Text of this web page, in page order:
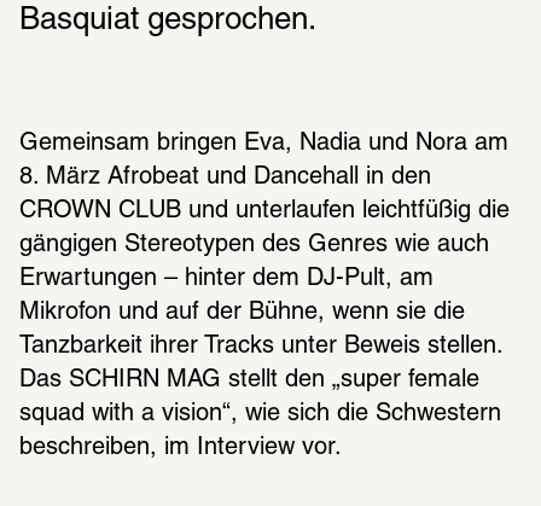
Basquiat gesprochen.
Gemeinsam bringen Eva, Nadia und Nora am
8. März Afrobeat und Dancehall in den
CROWN CLUB und unterlaufen leichtfüßig die
gängigen Stereotypen des Genres wie auch
Erwartungen – hinter dem DJ-Pult, am
Mikrofon und auf der Bühne, wenn sie die
Tanzbarkeit ihrer Tracks unter Beweis stellen.
Das SCHIRN MAG stellt den „super female
squad with a vision“, wie sich die Schwestern
beschreiben, im Interview vor.